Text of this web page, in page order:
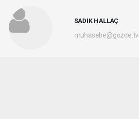
SADIK HALLAÇ
muhasebe@gozde.tv